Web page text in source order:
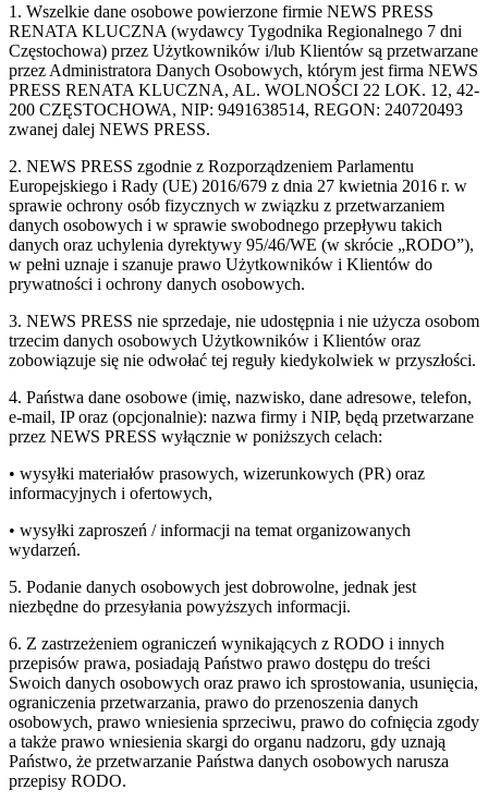
1. Wszelkie dane osobowe powierzone firmie NEWS PRESS
RENATA KLUCZNA (wydawcy Tygodnika Regionalnego 7 dni
Częstochowa) przez Użytkowników i/lub Klientów są przetwarzane
przez Administratora Danych Osobowych, którym jest firma NEWS
PRESS RENATA KLUCZNA, AL. WOLNOŚCI 22 LOK. 12, 42-
200 CZĘSTOCHOWA, NIP: 9491638514, REGON: 240720493
zwanej dalej NEWS PRESS.
2. NEWS PRESS zgodnie z Rozporządzeniem Parlamentu
Europejskiego i Rady (UE) 2016/679 z dnia 27 kwietnia 2016 r. w
sprawie ochrony osób fizycznych w związku z przetwarzaniem
danych osobowych i w sprawie swobodnego przepływu takich
danych oraz uchylenia dyrektywy 95/46/WE (w skrócie „RODO”),
w pełni uznaje i szanuje prawo Użytkowników i Klientów do
prywatności i ochrony danych osobowych.
3. NEWS PRESS nie sprzedaje, nie udostępnia i nie użycza osobom
trzecim danych osobowych Użytkowników i Klientów oraz
zobowiązuje się nie odwołać tej reguły kiedykolwiek w przyszłości.
4. Państwa dane osobowe (imię, nazwisko, dane adresowe, telefon,
e-mail, IP oraz (opcjonalnie): nazwa firmy i NIP, będą przetwarzane
przez NEWS PRESS wyłącznie w poniższych celach:
• wysyłki materiałów prasowych, wizerunkowych (PR) oraz
informacyjnych i ofertowych,
• wysyłki zaproszeń / informacji na temat organizowanych
wydarzeń.
5. Podanie danych osobowych jest dobrowolne, jednak jest
niezbędne do przesyłania powyższych informacji.
6. Z zastrzeżeniem ograniczeń wynikających z RODO i innych
przepisów prawa, posiadają Państwo prawo dostępu do treści
Swoich danych osobowych oraz prawo ich sprostowania, usunięcia,
ograniczenia przetwarzania, prawo do przenoszenia danych
osobowych, prawo wniesienia sprzeciwu, prawo do cofnięcia zgody
a także prawo wniesienia skargi do organu nadzoru, gdy uznają
Państwo, że przetwarzanie Państwa danych osobowych narusza
przepisy RODO.